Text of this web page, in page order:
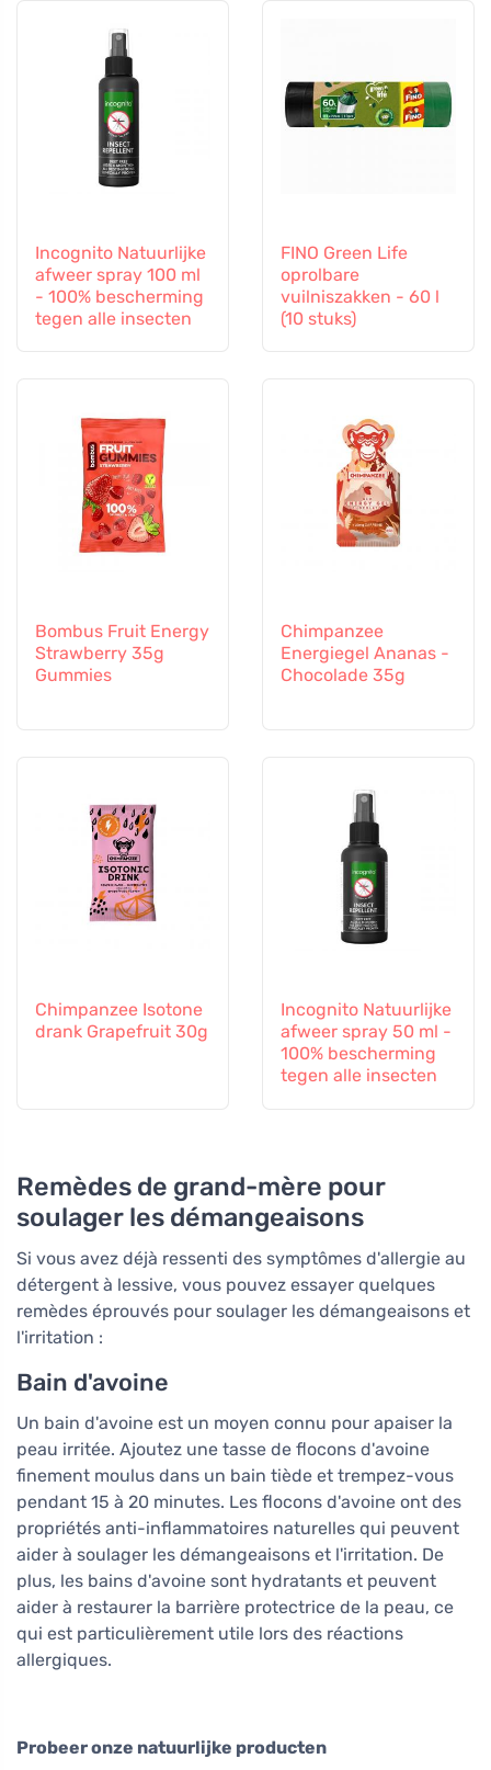
Incognito Natuurlijke
afweer spray 100 ml
- 100% bescherming
tegen alle insecten
FINO Green Life
oprolbare
vuilniszakken - 60 l
(10 stuks)
Bombus Fruit Energy
Strawberry 35g
Gummies
Chimpanzee
Energiegel Ananas -
Chocolade 35g
Chimpanzee Isotone
drank Grapefruit 30g
Incognito Natuurlijke
afweer spray 50 ml -
100% bescherming
tegen alle insecten
Remèdes de grand-mère pour
soulager les démangeaisons
Si vous avez déjà ressenti des symptômes d'allergie au
détergent à lessive, vous pouvez essayer quelques
remèdes éprouvés pour soulager les démangeaisons et
l'irritation :
Bain d'avoine
Un bain d'avoine est un moyen connu pour apaiser la
peau irritée. Ajoutez une tasse de flocons d'avoine
finement moulus dans un bain tiède et trempez-vous
pendant 15 à 20 minutes. Les flocons d'avoine ont des
propriétés anti-inflammatoires naturelles qui peuvent
aider à soulager les démangeaisons et l'irritation. De
plus, les bains d'avoine sont hydratants et peuvent
aider à restaurer la barrière protectrice de la peau, ce
qui est particulièrement utile lors des réactions
allergiques.
Probeer onze natuurlijke producten